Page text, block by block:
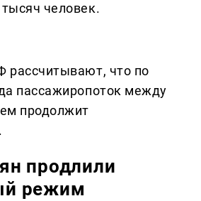
человек.
рассчитывают, что по
пассажиропоток между
продолжит
продлили
режим